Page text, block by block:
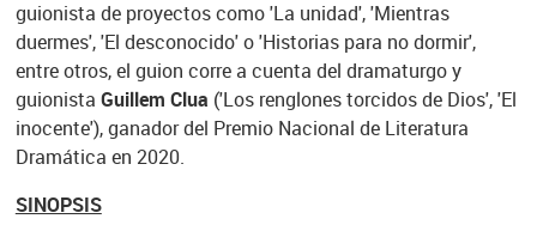
guionista de proyectos como 'La unidad', 'Mientras
duermes', 'El desconocido' o 'Historias para no dormir',
entre otros, el guion corre a cuenta del dramaturgo y
guionista Guillem Clua ('Los renglones torcidos de Dios', 'El
inocente'), ganador del Premio Nacional de Literatura
Dramática en 2020.
SINOPSIS